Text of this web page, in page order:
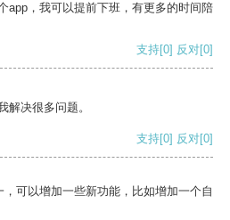
app，我可以提前下班，有更多的时间陪
支持[0] 反对[0]
解决很多问题。
支持[0] 反对[0]
可以增加一些新功能，比如增加一个自